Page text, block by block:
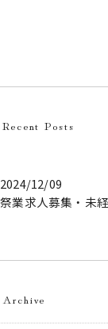
Recent Posts
2024/12/09
Archive